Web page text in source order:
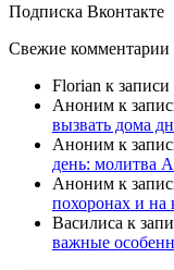
Подписка Вконтакте
Свежие комментарии
Florian к записи
Аноним к
вызвать дома
Аноним к
день: молитва
Аноним к
похоронах и на
Василиса к
важные